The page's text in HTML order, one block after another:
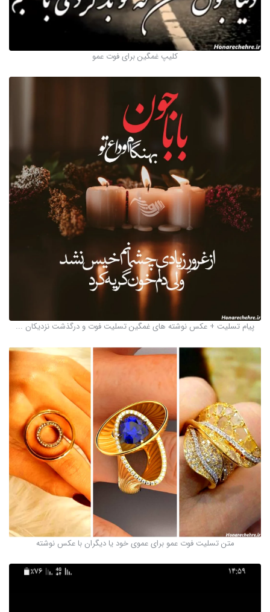
کلیپ غمگین برای فوت عمو
پیام تسلیت + عکس نوشته های غمگین تسلیت فوت و درگذشت نزدیکان ...
متن تسلیت فوت عمو برای عموی خود یا دیگران با عکس نوشته